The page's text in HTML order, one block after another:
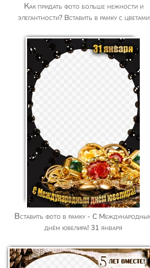
Как придать фото больше нежности и
элегантности? Вставить в рамку с цветами
Вставить фото в рамку - С Международным
днём ювелира! 31 января